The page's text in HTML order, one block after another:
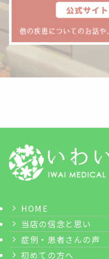
HOME
当店の信念と思い
症例・患者さんの声
初めての方へ